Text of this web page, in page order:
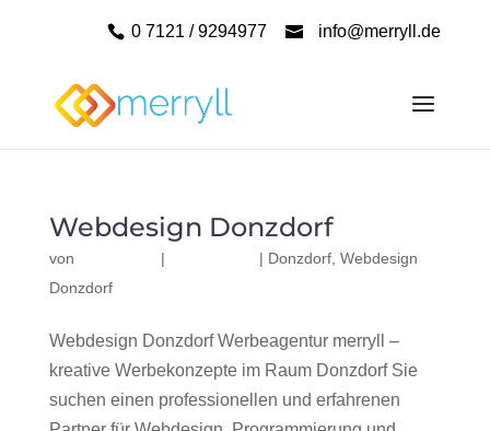
0 7121 / 9294977 info@merryll.de
Webdesign Donzdorf
von | | Donzdorf, Webdesign
Donzdorf
Webdesign Donzdorf Werbeagentur merryll –
kreative Werbekonzepte im Raum Donzdorf Sie
suchen einen professionellen und erfahrenen